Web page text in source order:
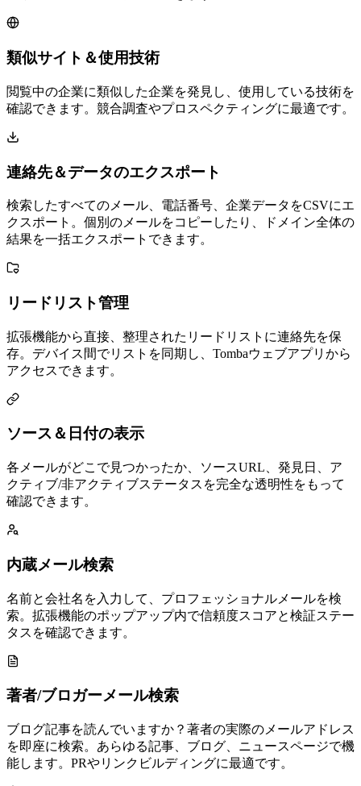
類似サイト＆使用技術
閲覧中の企業に類似した企業を発見し、使用している技術を
確認できます。競合調査やプロスペクティングに最適です。
連絡先＆データのエクスポート
検索したすべてのメール、電話番号、企業データをCSVにエ
クスポート。個別のメールをコピーしたり、ドメイン全体の
結果を一括エクスポートできます。
リードリスト管理
拡張機能から直接、整理されたリードリストに連絡先を保
存。デバイス間でリストを同期し、Tombaウェブアプリから
アクセスできます。
ソース＆日付の表示
各メールがどこで見つかったか、ソースURL、発見日、ア
クティブ/非アクティブステータスを完全な透明性をもって
確認できます。
内蔵メール検索
名前と会社名を入力して、プロフェッショナルメールを検
索。拡張機能のポップアップ内で信頼度スコアと検証ステー
タスを確認できます。
著者/ブロガーメール検索
ブログ記事を読んでいますか？著者の実際のメールアドレス
を即座に検索。あらゆる記事、ブログ、ニュースページで機
能します。PRやリンクビルディングに最適です。